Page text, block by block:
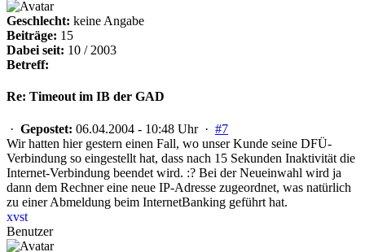
Geschlecht: keine Angabe
Beiträge: 15
Dabei seit: 10 / 2003
Betreff:
Re: Timeout im IB der GAD
· Gepostet: 06.04.2004 - 10:48 Uhr · #7
Wir hatten hier gestern einen Fall, wo unser Kunde seine DFÜ-
Verbindung so eingestellt hat, dass nach 15 Sekunden Inaktivität die
Internet-Verbindung beendet wird. :? Bei der Neueinwahl wird ja
dann dem Rechner eine neue IP-Adresse zugeordnet, was natürlich
zu einer Abmeldung beim InternetBanking geführt hat.
xvst
Benutzer